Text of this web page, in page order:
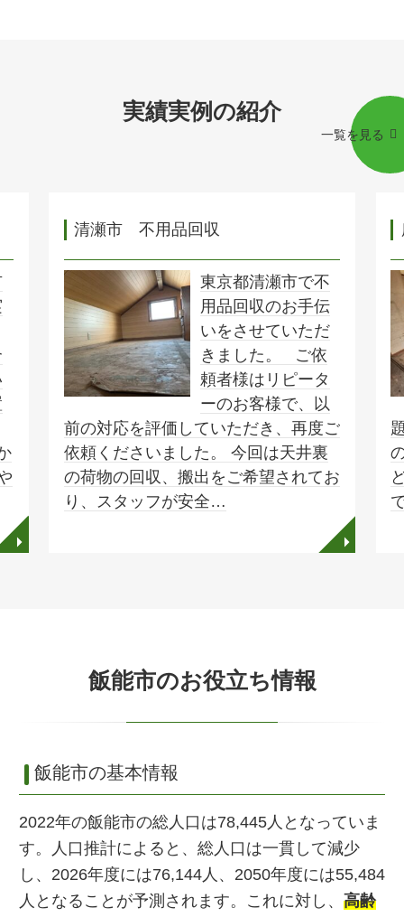
実績実例の紹介
一覧を見る
◥
清瀬市 不用品回収
東京都清瀬市で不
用品回収のお手伝
いをさせていただ
きました。 ご依
頼者様はリピータ
ーのお客様で、以
前の対応を評価していただき、再度ご
依頼くださいました。 今回は天井裏
の荷物の回収、搬出をご希望されてお
り、スタッフが安全…
◥
飯能市のお役立ち情報
飯能市の基本情報
2022年の飯能市の総人口は78,445人となっていま
す。人口推計によると、総人口は一貫して減少
し、2026年度には76,144人、2050年度には55,484
人となることが予測されます。これに対し、 高齢